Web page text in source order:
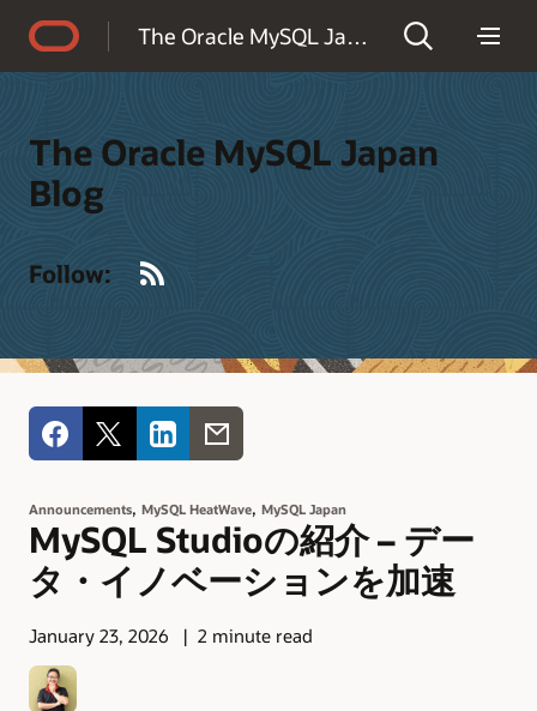
The Oracle MySQL Japan Blog
The Oracle MySQL Japan
Blog
Follow:
Announcements, MySQL HeatWave, MySQL Japan
MySQL Studioの紹介 – デー
タ・イノベーションを加速
January 23, 2026 2 minute read